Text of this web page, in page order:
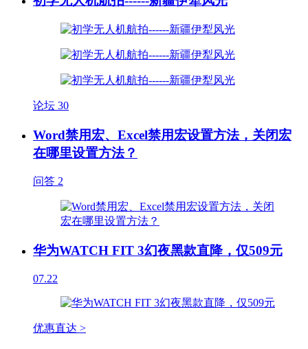
论坛 30
Word禁用宏、Excel禁用宏设置方法，关闭宏
在哪里设置方法？
问答 2
华为WATCH FIT 3幻夜黑款直降，仅509元
07.22
优惠直达 >